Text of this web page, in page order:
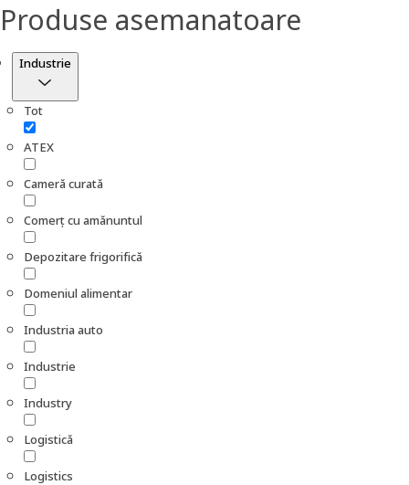
Produse asemanatoare
Industrie
Tot
ATEX
Cameră curată
Comerț cu amănuntul
Depozitare frigorifică
Domeniul alimentar
Industria auto
Industrie
Industry
Logistică
Logistics